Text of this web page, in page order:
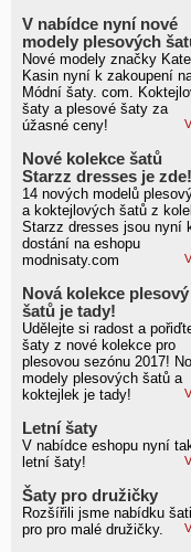
V nabídce nyní nové
modely plesových
Nové modely značky Kate
Kasin nyní k zakoupení
Módní šaty. com.
šaty a plesové šaty za
úžasné ceny!
Nové kolekce šatů
Starzz dresses je zde!
14 nových modelů
a koktejlových šatů z
Starzz dresses jsou nyní
dostání na eshopu
modnisaty.com
Nová kolekce plesový
šatů je tady!
Udělejte si radost a
šaty z nové kolekce pro
plesovou sezónu 2017!
modely plesových šatů a
koktejlek je tady!
Letní šaty
V nabídce eshopu nyní
letní šaty!
Šaty pro družičky
Rozšířili jsme nabídku
pro pro malé družičky.